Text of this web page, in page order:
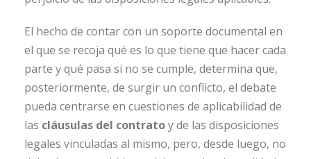
El hecho de contar con un soporte documental en
el que se recoja qué es lo que tiene que hacer cada
parte y qué pasa si no se cumple, determina que,
posteriormente, de surgir un conflicto, el debate
pueda centrarse en cuestiones de aplicabilidad de
las cláusulas del contratoy de las disposiciones
legales vinculadas al mismo, pero, desde luego, no